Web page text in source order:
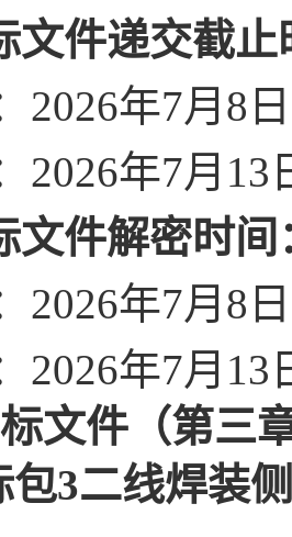
文件递交截止
2026年7月 8 日
2026年7月 13
文件解密时间
2026年7月 8 日
2026年7月 13
文件（第三
包3二线焊装